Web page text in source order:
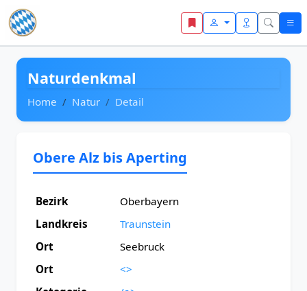
Zum Inhalt springen
Naturdenkmal
Home Natur Detail
Obere Alz bis Aperting
Bezirk
Oberbayern
Landkreis
Traunstein
Ort
Seebruck
Ort
<>